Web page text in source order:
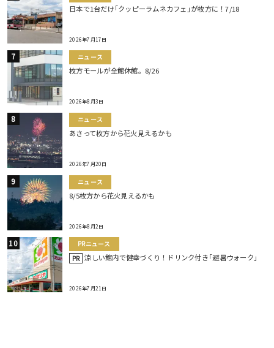
日本で1台だけ｢クッピーラムネカフェ｣が枚方に！7/18
2026年7月17日
ニュース
枚方モールが全館休館。8/26
2026年8月3日
ニュース
あさって枚方から花火見えるかも
2026年7月20日
ニュース
8/5枚方から花火見えるかも
2026年8月2日
PRニュース
PR 涼しい館内で健幸づくり！ドリンク付き｢避暑ウォーク｣
2026年7月21日